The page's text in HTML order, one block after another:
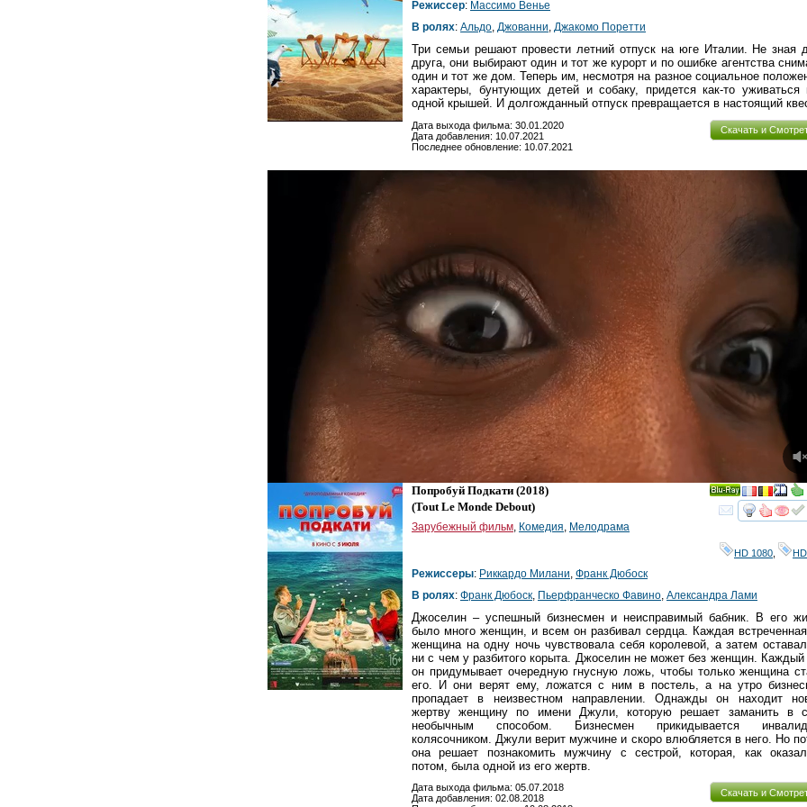
Режиссер: Массимо Венье
В ролях: Альдо, Джованни, Джакомо Поретти
Три семьи решают провести летний отпуск на юге Италии. Не зная
друга, они выбирают один и тот же курорт и по ошибке агентства
один и тот же дом. Теперь им, несмотря на разное социальное
характеры, бунтующих детей и собаку, придется как-то уживаться
одной крышей. И долгожданный отпуск превращается в настоящий
Скачать и
Дата выхода фильма: 30.01.2020
Дата добавления: 10.07.2021
Последнее обновление: 10.07.2021
Попробуй Подкати (2018)
(Tout Le Monde Debout)
Зарубежный фильм Комедия Мелодрама
HD 1080
Режиссеры: Риккардо Милани Франк Дюбоск
В ролях: Франк Дюбоск Пьерфранческо Фавино Александра Лами
Джоселин – успешный бизнесмен и неисправимый бабник. В его
было много женщин, и всем он разбивал сердца. Каждая
женщина на одну ночь чувствовала себя королевой, а затем
ни с чем у разбитого корыта. Джоселин не может без женщин. Каждый
он придумывает очередную гнусную ложь, чтобы только женщина
его. И они верят ему, ложатся с ним в постель, а на утро
пропадает в неизвестном направлении. Однажды он находит
жертву женщину по имени Джули, которую решает заманить в
необычным способом. Бизнесмен прикидывается
колясочником. Джули верит мужчине и скоро влюбляется в него. Но
она решает познакомить мужчину с сестрой, которая, как
потом, была одной из его жертв.
Скачать и
Дата выхода фильма: 05.07.2018
Дата добавления: 02.08.2018